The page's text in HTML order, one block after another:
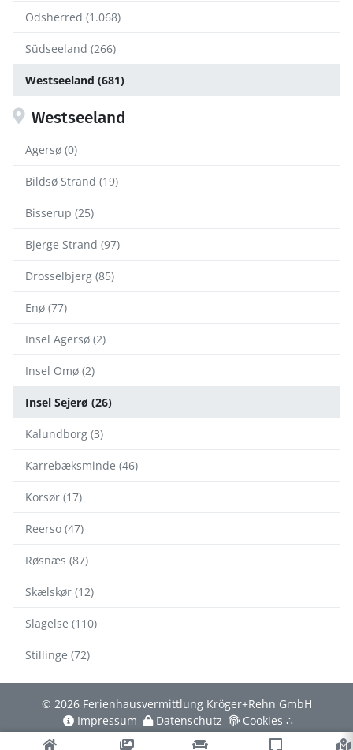
Odsherred (1.068)
Südseeland (266)
Westseeland (681)
Westseeland
Agersø (0)
Bildsø Strand (19)
Bisserup (25)
Bjerge Strand (97)
Drosselbjerg (85)
Enø (77)
Insel Agersø (2)
Insel Omø (2)
Insel Sejerø (26)
Kalundborg (3)
Karrebæksminde (46)
Korsør (17)
Reerso (47)
Røsnæs (87)
Skælskør (12)
Slagelse (110)
Stillinge (72)
© 2026 Ferienhausvermittlung Kröger+Rehn GmbH
Impressum
Datenschutz Cookies ∴